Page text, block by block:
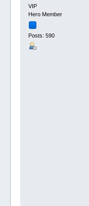
VIP
Hero Member
Posts: 590